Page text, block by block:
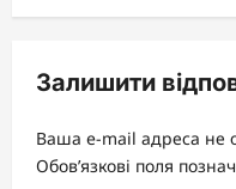
v
g
a
t
Залишити
Ваша e-mail адреса не
Обов’язкові поля